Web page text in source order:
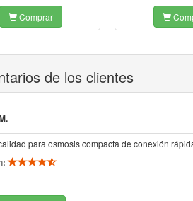
Comprar
de los clientes
para osmosis compacta de conexión